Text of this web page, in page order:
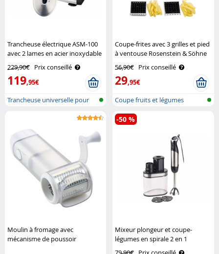
Trancheuse électrique ASM-100
avec 2 lames en acier inoxydable
229,90€ Prix conseillé
119,95€
Trancheuse universelle pour
Coupe-frites avec 3 grilles et pied
à ventouse Rosenstein & Söhne
56,90€ Prix conseillé
29,95€
Coupe fruits et légumes
Moulin à fromage avec
mécanisme de poussoir
Mixeur plongeur et coupe-
légumes en spirale 2 en 1
Rosenstein & Söhne
-50 %